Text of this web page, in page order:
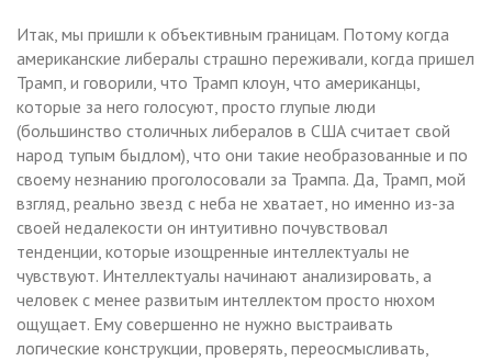
Итак, мы пришли к объективным границам. Потому когда
американские либералы страшно переживали, когда пришел
Трамп, и говорили, что Трамп клоун, что американцы,
которые за него голосуют, просто глупые люди
(большинство столичных либералов в США считает свой
народ тупым быдлом), что они такие необразованные и по
своему незнанию проголосовали за Трампа. Да, Трамп, мой
взгляд, реально звезд с неба не хватает, но именно из-за
своей недалекости он интуитивно почувствовал
тенденции, которые изощренные интеллектуалы не
чувствуют. Интеллектуалы начинают анализировать, а
человек с менее развитым интеллектом просто нюхом
ощущает. Ему совершенно не нужно выстраивать
логические конструкции, проверять, переосмысливать,